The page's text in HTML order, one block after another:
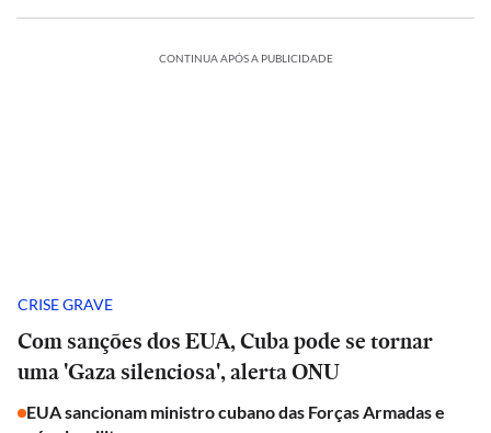
CONTINUA APÓS A PUBLICIDADE
CRISE GRAVE
Com sanções dos EUA, Cuba pode se tornar
uma 'Gaza silenciosa', alerta ONU
EUA sancionam ministro cubano das Forças Armadas e